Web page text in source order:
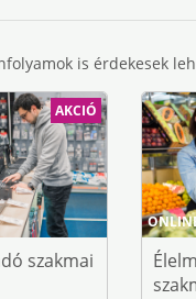
is érdekesek
AKCIÓ
szakmai